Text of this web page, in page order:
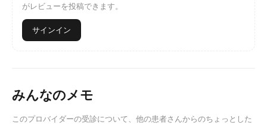
がレビューを投稿できます。
サインイン
みんなのメモ
このプロバイダーの受診について、他の患者さんからのちょっとした